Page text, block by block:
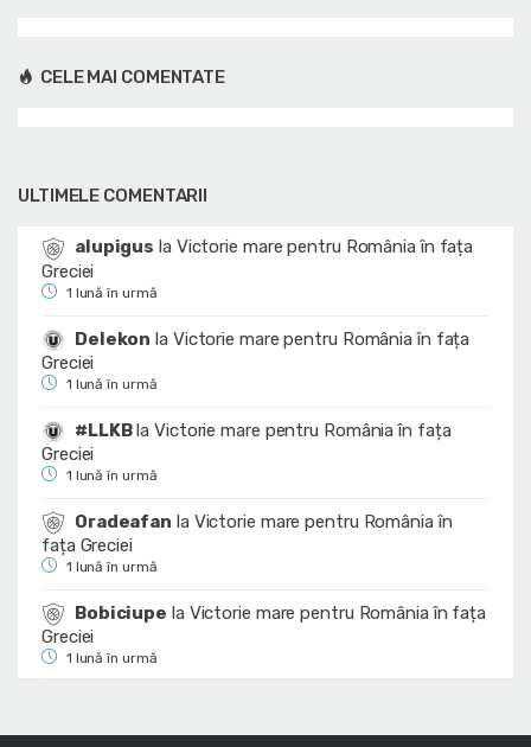
CELE MAI COMENTATE
ULTIMELE COMENTARII
alupigus la Victorie mare pentru România în fața
Greciei
1 lună în urmă
Delekon la Victorie mare pentru România în fața
Greciei
1 lună în urmă
#LLKBlaVictorie mare pentru România în fața
Greciei
1 lună în urmă
Oradeafan la Victorie mare pentru România în
fața Greciei
1 lună în urmă
Bobiciupe la Victorie mare pentru România în fața
Greciei
1 lună în urmă